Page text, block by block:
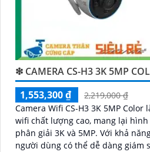
❇ CAMERA CS-H3 3K 5MP
1,553,300 ₫
2,219,000 ₫
Camera Wifi CS-H3 3K 5MP
wifi chất lượng cao, mang lại
phân giải 3K và 5MP. Với khả năng kết nối không dây,
người dùng có thể dễ dàng giám